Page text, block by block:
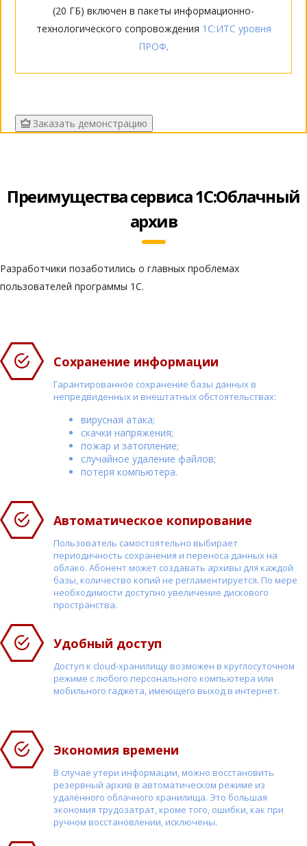
(20 ГБ) включен в пакеты информационно-
технологического сопровождения 1С:ИТС уровня
ПРОФ.
Заказать демонстрацию
Преимущества сервиса 1С:Облачный
архив
Разработчики позаботились о главных проблемах
пользователей программы 1С.
Сохранение информации
Гарантированное сохранение базы данных в
непредвиденных и внештатных обстоятельствах:
вирусная атака;
скачки напряжения;
пожар и затопление;
случайное удаление файлов;
потеря компьютера.
Автоматическое копирование
Пользователь самостоятельно выбирает
периодичность сохранения и переноса данных на
облако. Абонент может создавать архивы для каждой
базы, количество копий не регламентируется. По мере
необходимости доступно увеличение дискового
пространства.
Удобный доступ
Доступ к cloud-хранилищу возможен в круглосуточном
режиме с любого персонального компьютера или
мобильного гаджета, имеющего выход в интернет.
Экономия времени
В случае утери информации, можно восстановить
резервный архив в автоматическом режиме из
удалённого облачного хранилища. Это большая
экономия трудозатрат, кроме того, ошибки, как при
ручном восстановлении, исключены.